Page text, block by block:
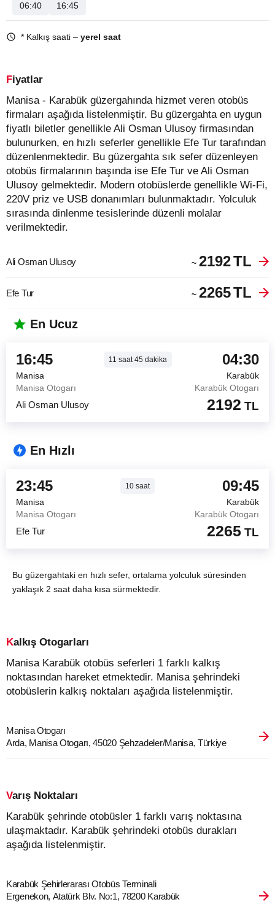
06:40 16:45
* Kalkış saati – yerel saat
Fiyatlar
Manisa - Karabük güzergahında hizmet veren otobüs
firmaları aşağıda listelenmiştir. Bu güzergahta en uygun
fiyatlı biletler genellikle Ali Osman Ulusoy firmasından
bulunurken, en hızlı seferler genellikle Efe Tur tarafından
düzenlenmektedir. Bu güzergahta sık sefer düzenleyen
otobüs firmalarının başında ise Efe Tur ve Ali Osman
Ulusoy gelmektedir. Modern otobüslerde genellikle Wi-Fi,
220V priz ve USB donanımları bulunmaktadır. Yolculuk
sırasında dinlenme tesislerinde düzenli molalar
verilmektedir.
Ali Osman Ulusoy ~ 2192TL
Efe Tur ~ 2265TL
En Ucuz
16:45 11 saat45dakika 04:30
Manisa
Karabük
Manisa Otogarı
Karabük Otogarı
Ali Osman Ulusoy 2192 TL
En Hızlı
23:45 10 saat 09:45
Manisa
Karabük
Manisa Otogarı
Karabük Otogarı
Efe Tur 2265 TL
Bu güzergahtaki en hızlı sefer, ortalama yolculuk süresinden
yaklaşık 2 saat daha kısa sürmektedir.
Kalkış Otogarları
Manisa Karabük otobüs seferleri 1 farklı kalkış
noktasından hareket etmektedir. Manisa şehrindeki
otobüslerin kalkış noktaları aşağıda listelenmiştir.
Manisa Otogarı
Arda, Manisa Otogarı, 45020 Şehzadeler/Manisa, Türkiye
Varış Noktaları
Karabük şehrinde otobüsler 1 farklı varış noktasına
ulaşmaktadır. Karabük şehrindeki otobüs durakları
aşağıda listelenmiştir.
Karabük Şehirlerarası Otobüs Terminali
Ergenekon, Atatürk Blv. No:1, 78200 Karabük